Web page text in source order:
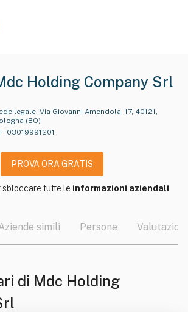
Holding Company Srl
legale:
(BO)
03019991201
PROVA ORA GRATIS
sbloccare tutte le informazioni aziendali
simili Persone Valutazioni
di Mdc Holding